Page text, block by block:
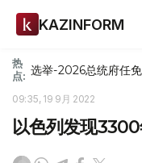
KAZINFORM
热
点: 选举-2026总统府任免
09:35, 19 9月 2022
以色列发现